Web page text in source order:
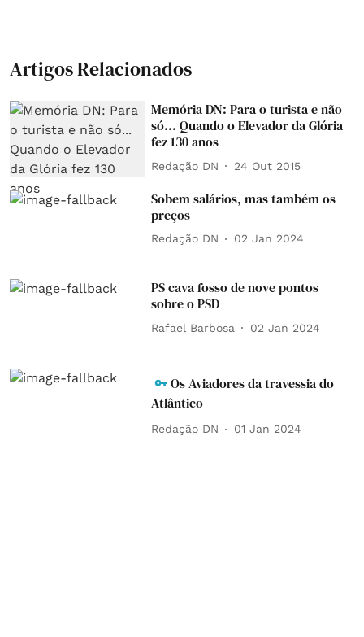
Artigos Relacionados
Memória DN: Para o turista e não
só... Quando o Elevador da Glória
fez 130 anos
Redação DN 24 Out 2015
Sobem salários, mas também os
preços
Redação DN 02 Jan 2024
PS cava fosso de nove pontos
sobre o PSD
Rafael Barbosa 02 Jan 2024
Os Aviadores da travessia do
Atlântico
Redação DN 01 Jan 2024